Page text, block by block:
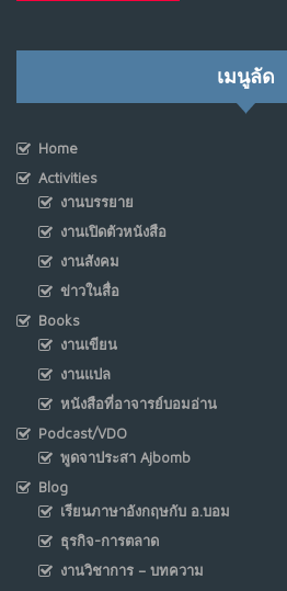
เมนูลัด
Home
Activities
งานบรรยาย
งานเปิดตัวหนังสือ
งานสังคม
ข่าวในสื่อ
Books
งานเขียน
งานแปล
หนังสือที่อาจารย์บอมอ่าน
Podcast/VDO
พูดจาประสา Ajbomb
Blog
เรียนภาษาอังกฤษกับ อ.บอม
ธุรกิจ-การตลาด
งานวิชาการ – บทความ